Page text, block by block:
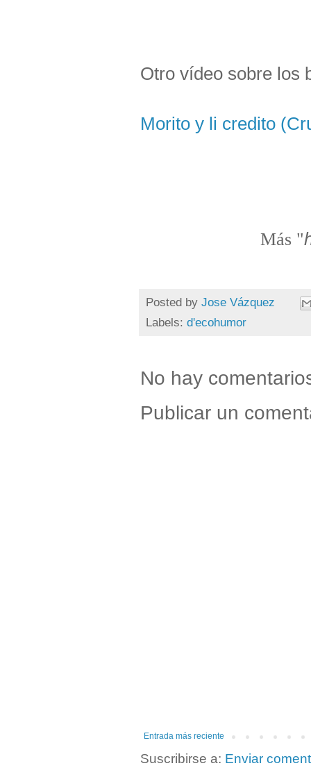
Otro vídeo sobre los
Morito y li credito
Más "
Posted by Jose Vázquez
Labels: d'ecohumor
No hay
Publicar un
Entrada más reciente
Suscribirse a: Enviar